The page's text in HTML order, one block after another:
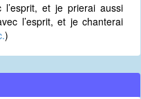
et je prierai aussi
l’esprit, et je chanterai
)